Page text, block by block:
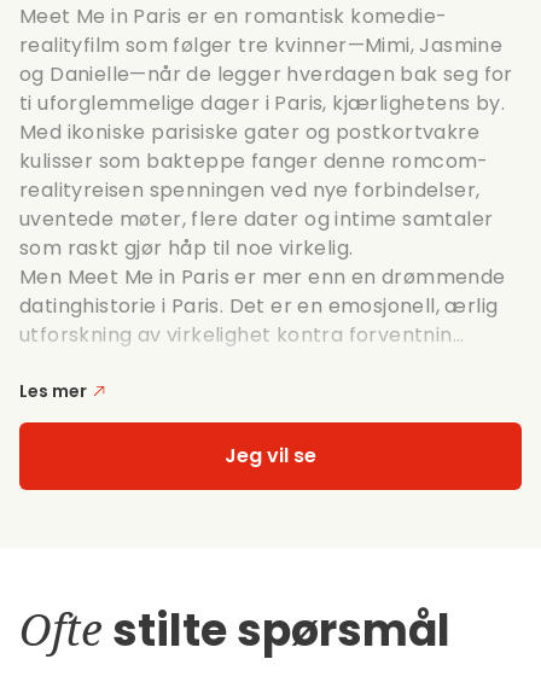
Meet Me in Paris er en romantisk komedie-
realityfilm som følger tre kvinner—Mimi, Jasmine
og Danielle—når de legger hverdagen bak seg for
ti uforglemmelige dager i Paris, kjærlighetens by.
Med ikoniske parisiske gater og postkortvakre
kulisser som bakteppe fanger denne romcom-
realityreisen spenningen ved nye forbindelser,
uventede møter, flere dater og intime samtaler
som raskt gjør håp til noe virkelig.
Men Meet Me in Paris er mer enn en drømmende
datinghistorie i Paris. Det er en emosjonell, ærlig
utforskning av virkelighet kontra forventnin...
Les mer
Jeg vil se
Ofte stilte spørsmål